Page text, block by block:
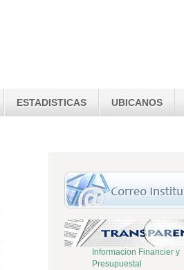
ESTADISTICAS UBICANOS
Informacion Financier y
Presupuestal